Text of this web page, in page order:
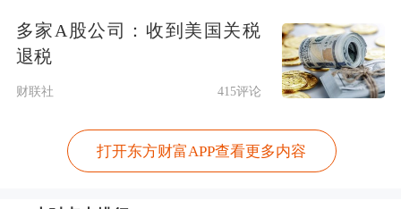
显示，在尚未披露半年报的公司中，
2017年、2018年度每
本收益均在1
元以上，且一季度每股基本收益在0.4
元以上，每股资本公积金在1元以上的
公司，共计35家。
多家A股公司：收到美国关税
退税
财联社 415评论
打开东方财富APP查看更多内容